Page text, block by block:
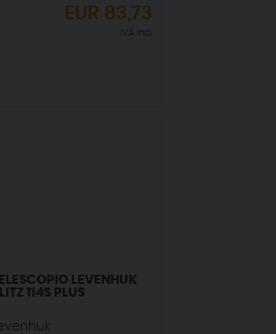
EUR 83,73
IVA incl.
LEVENHUK
114S PLUS